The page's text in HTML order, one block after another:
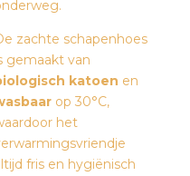
zachte schapenhoes
gemaakt van
katoen en
op 30°C,
het
fris en hygiënisch